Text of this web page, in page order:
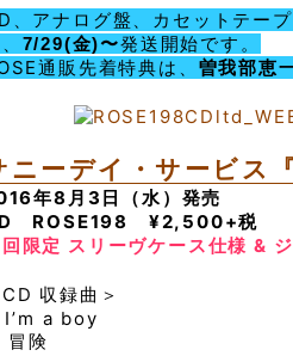
、アナログ盤、カセットテー
7/29(金)〜発送開始です。
通販先着特典は、 曽我部恵
ニーデイ・サービス
年8月3日（水）発売
ROSE198 ¥2,500+税
限定 スリーヴケース仕様 &
収録曲＞
I’m a boy
冒険